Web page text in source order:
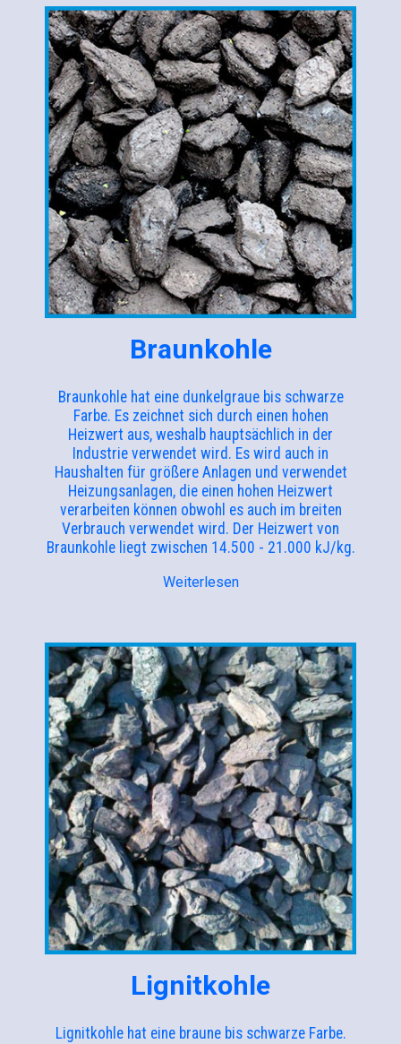
Braunkohle
Braunkohle hat eine dunkelgraue bis schwarze
Farbe. Es zeichnet sich durch einen hohen
Heizwert aus, weshalb hauptsächlich in der
Industrie verwendet wird. Es wird auch in
Haushalten für größere Anlagen und verwendet
Heizungsanlagen, die einen hohen Heizwert
verarbeiten können obwohl es auch im breiten
Verbrauch verwendet wird. Der Heizwert von
Braunkohle liegt zwischen 14.500 - 21.000 kJ/kg.
Weiterlesen
Lignitkohle
Lignitkohle hat eine braune bis schwarze Farbe.